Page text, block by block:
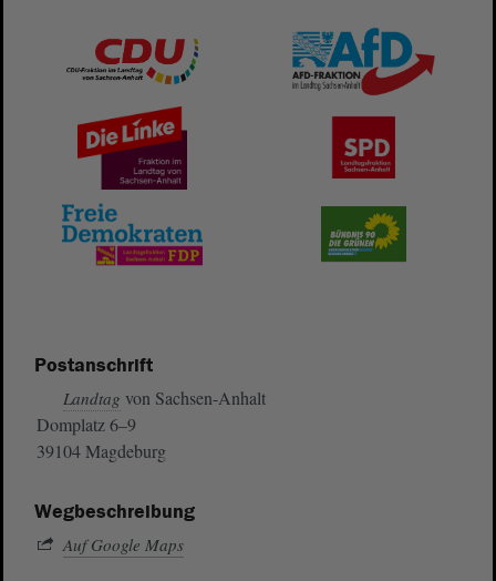
Postanschrift
Landtag von Sachsen-Anhalt
Domplatz 6–9
39104 Magdeburg
Wegbeschreibung
Auf Google Maps